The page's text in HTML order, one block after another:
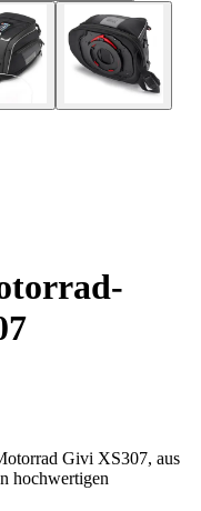
Givi XS307, aus
hochwertigen